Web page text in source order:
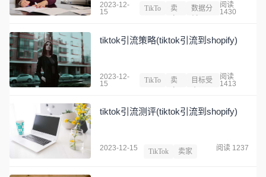
2023-12-
15
TikTo
卖
数据分
阅读
1430
tiktok引流策略(tiktok引流到shopify)
2023-12-
15
TikTo
卖
目标受
阅读
1413
tiktok引流测评(tiktok引流到shopify)
2023-12-15 TikTok 卖家 阅读 1237